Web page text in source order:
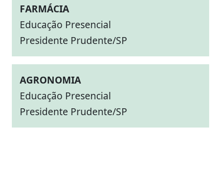
FARMÁCIA
Educação Presencial
Presidente Prudente/SP
AGRONOMIA
Educação Presencial
Presidente Prudente/SP